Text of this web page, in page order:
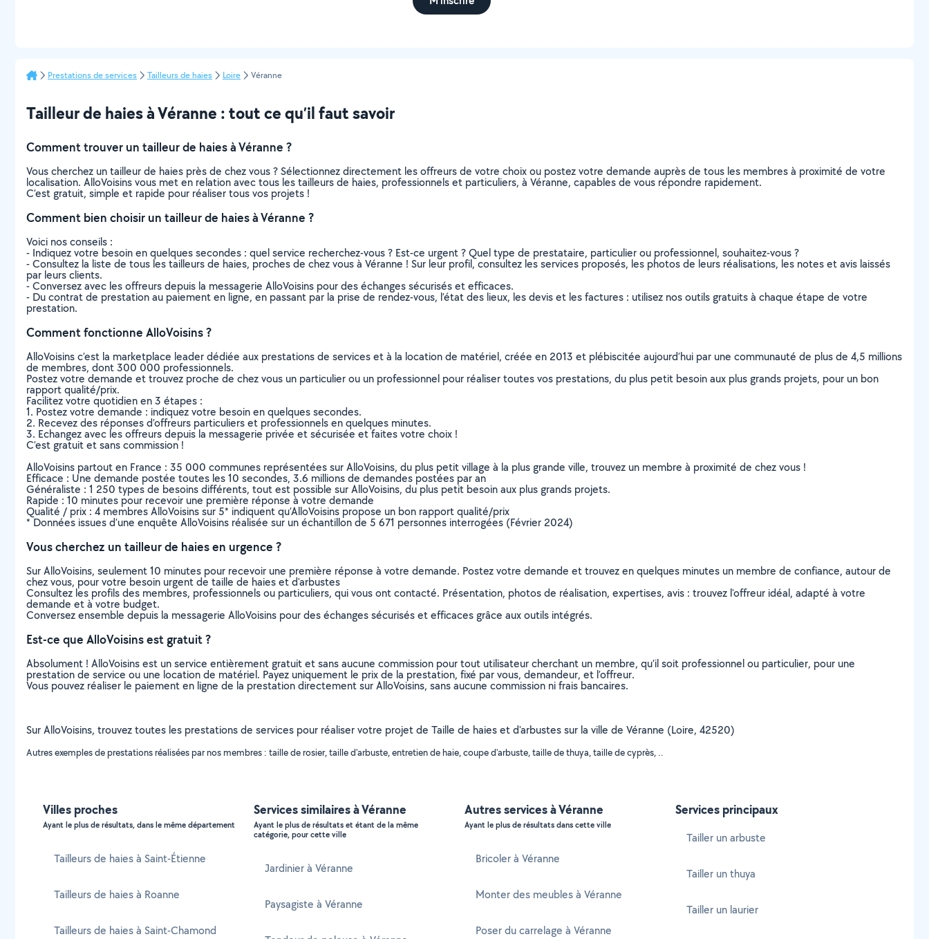
Prestations de services Tailleurs de haies Loire Véranne
Tailleur de haies à Véranne : tout ce qu’il faut savoir
Comment trouver un tailleur de haies à Véranne ?
Vous cherchez un tailleur de haies près de chez vous ? Sélectionnez directement les offreurs de votre choix ou postez votre demande auprès de tous les membres à proximité de votre
localisation. AlloVoisins vous met en relation avec tous les tailleurs de haies, professionnels et particuliers, à Véranne, capables de vous répondre rapidement.
C’est gratuit, simple et rapide pour réaliser tous vos projets !
Comment bien choisir un tailleur de haies à Véranne ?
Voici nos conseils :
- Indiquez votre besoin en quelques secondes : quel service recherchez-vous ? Est-ce urgent ? Quel type de prestataire, particulier ou professionnel, souhaitez-vous ?
- Consultez la liste de tous les tailleurs de haies, proches de chez vous à Véranne ! Sur leur profil, consultez les services proposés, les photos de leurs réalisations, les notes et avis laissés
par leurs clients.
- Conversez avec les offreurs depuis la messagerie AlloVoisins pour des échanges sécurisés et efficaces.
- Du contrat de prestation au paiement en ligne, en passant par la prise de rendez-vous, l’état des lieux, les devis et les factures : utilisez nos outils gratuits à chaque étape de votre
prestation.
Comment fonctionne AlloVoisins ?
AlloVoisins c’est la marketplace leader dédiée aux prestations de services et à la location de matériel, créée en 2013 et plébiscitée aujourd’hui par une communauté de plus de 4,5 millions
de membres, dont 300 000 professionnels.
Postez votre demande et trouvez proche de chez vous un particulier ou un professionnel pour réaliser toutes vos prestations, du plus petit besoin aux plus grands projets, pour un bon
rapport qualité/prix.
Facilitez votre quotidien en 3 étapes :
1. Postez votre demande : indiquez votre besoin en quelques secondes.
2. Recevez des réponses d’offreurs particuliers et professionnels en quelques minutes.
3. Echangez avec les offreurs depuis la messagerie privée et sécurisée et faites votre choix !
C’est gratuit et sans commission !
AlloVoisins partout en France : 35 000 communes représentées sur AlloVoisins, du plus petit village à la plus grande ville, trouvez un membre à proximité de chez vous !
Efficace : Une demande postée toutes les 10 secondes, 3.6 millions de demandes postées par an
Généraliste : 1 250 types de besoins différents, tout est possible sur AlloVoisins, du plus petit besoin aux plus grands projets.
Rapide : 10 minutes pour recevoir une première réponse à votre demande
Qualité / prix : 4 membres AlloVoisins sur 5* indiquent qu’AlloVoisins propose un bon rapport qualité/prix
* Données issues d’une enquête AlloVoisins réalisée sur un échantillon de 5 671 personnes interrogées (Février 2024)
Vous cherchez un tailleur de haies en urgence ?
Sur AlloVoisins, seulement 10 minutes pour recevoir une première réponse à votre demande. Postez votre demande et trouvez en quelques minutes un membre de confiance, autour de
chez vous, pour votre besoin urgent de taille de haies et d'arbustes
Consultez les profils des membres, professionnels ou particuliers, qui vous ont contacté. Présentation, photos de réalisation, expertises, avis : trouvez l'offreur idéal, adapté à votre
demande et à votre budget.
Conversez ensemble depuis la messagerie AlloVoisins pour des échanges sécurisés et efficaces grâce aux outils intégrés.
Est-ce que AlloVoisins est gratuit ?
Absolument ! AlloVoisins est un service entièrement gratuit et sans aucune commission pour tout utilisateur cherchant un membre, qu’il soit professionnel ou particulier, pour une
prestation de service ou une location de matériel. Payez uniquement le prix de la prestation, fixé par vous, demandeur, et l’offreur.
Vous pouvez réaliser le paiement en ligne de la prestation directement sur AlloVoisins, sans aucune commission ni frais bancaires.
Sur AlloVoisins, trouvez toutes les prestations de services pour réaliser votre projet de Taille de haies et d'arbustes sur la ville de Véranne (Loire, 42520)
Autres exemples de prestations réalisées par nos membres : taille de rosier, taille d'arbuste, entretien de haie, coupe d'arbuste, taille de thuya, taille de cyprès, ..
Villes proches
Ayant le plus de résultats, dans le même département
Tailleurs de haies à Saint-Étienne
Tailleurs de haies à Roanne
Tailleurs de haies à Saint-Chamond
Services similaires à Véranne
Ayant le plus de résultats et étant de la même
catégorie, pour cette ville
Jardinier à Véranne
Paysagiste à Véranne
Autres services à Véranne
Ayant le plus de résultats dans cette ville
Bricoler à Véranne
Monter des meubles à Véranne
Poser du carrelage à Véranne
Services principaux
Tailler un arbuste
Tailler un thuya
Tailler un laurier